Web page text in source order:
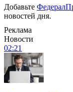
Добавьте
новостей дня.
Реклама
Новости
02:21